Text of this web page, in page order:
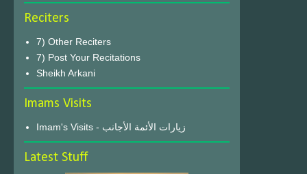
Reciters
7) Other Reciters
7) Post Your Recitations
Sheikh Arkani
Imams Visits
Imam's Visits - زيارات الأئمة الأجانب
Latest Stuff